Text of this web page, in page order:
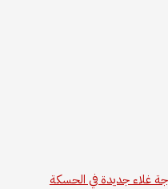
غلاء جديدة في الحسكة